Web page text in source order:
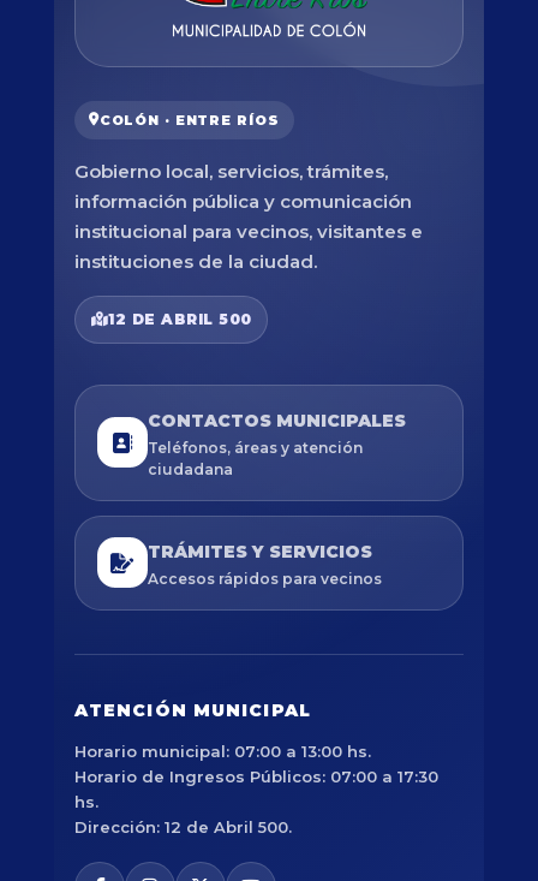
COLÓN · ENTRE RÍOS
Gobierno local, servicios, trámites,
información pública y comunicación
institucional para vecinos, visitantes e
instituciones de la ciudad.
12 DE ABRIL 500
CONTACTOS MUNICIPALES
Teléfonos, áreas y atención
ciudadana
TRÁMITES Y SERVICIOS
Accesos rápidos para vecinos
ATENCIÓN MUNICIPAL
Horario municipal: 07:00 a 13:00 hs.
Horario de Ingresos Públicos: 07:00 a 17:30
hs.
Dirección: 12 de Abril 500.